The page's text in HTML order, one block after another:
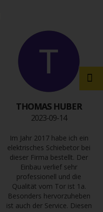
THOMAS HUBER
2023-09-14
Im Jahr 2017 habe ich ein
elektrisches Schiebetor bei
dieser Firma bestellt. Der
Einbau verlief sehr
professionell und die
Qualität vom Tor ist 1a.
Besonders hervorzuheben
ist auch der Service. Diesen